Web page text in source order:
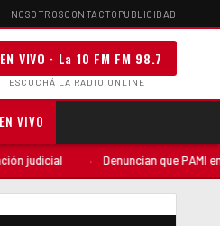
NOSOTROSCONTACTO PUBLICIDAD
EN VIVO · La 10 FM FM 98.7
ESCUCHÁ LA RADIO ONLINE
VIVO
judicial Denuncian que PAMI